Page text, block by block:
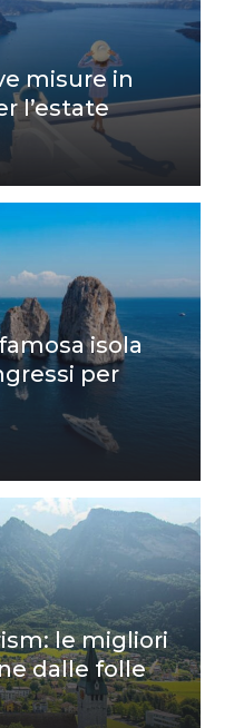
misure in
l’estate
isola
per
le migliori
dalle folle